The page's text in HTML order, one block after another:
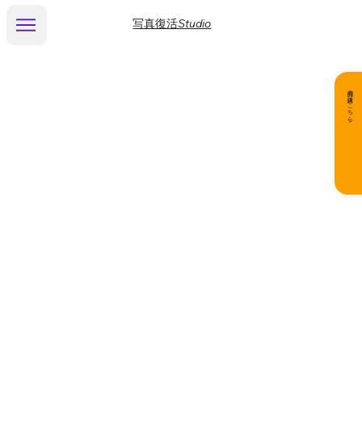
写真復活Studio
商品の購入はこちら▶